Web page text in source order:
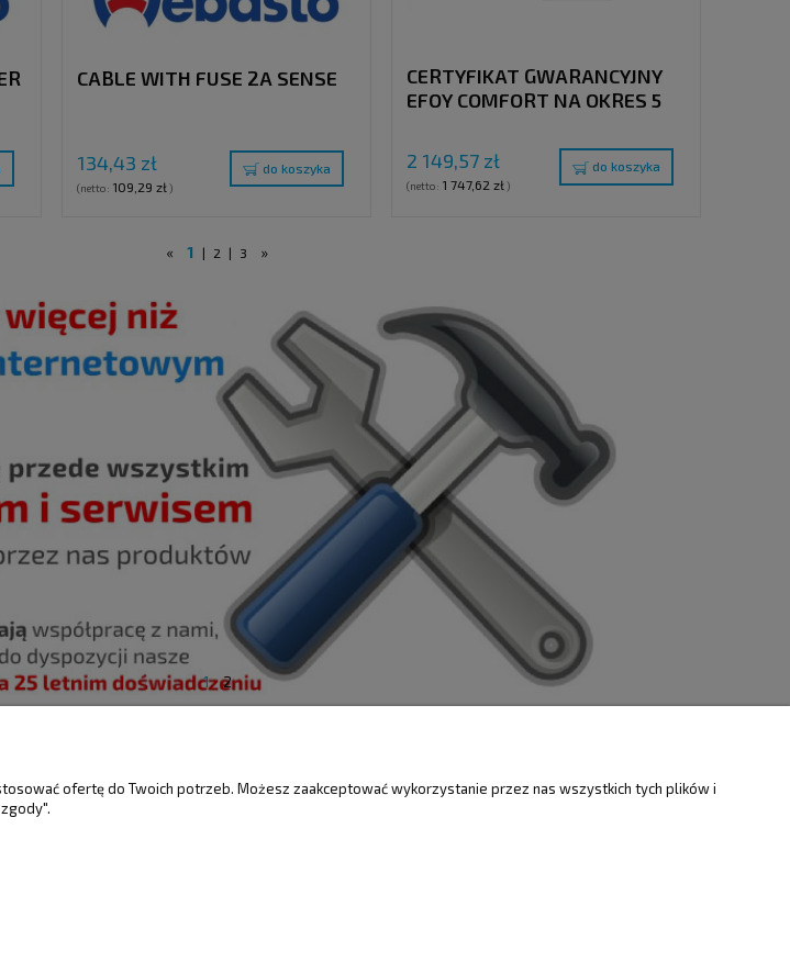
CABLE WITH FUSE 2A SENSE
134,43 zł
(netto: 109,29 zł)
do koszyka
CERTYFIKAT GWARANCYJNY
EFOY COMFORT NA OKRES 5
2 149,57 zł
(netto: 1 747,62 zł)
do koszyka
« 1 | 2 | 3 »
1 2
GWARANCJA I ZWROTY O FIRMIE
ofertę do Twoich potrzeb. Możesz zaakceptować wykorzystanie przez nas wszystkich tych plików i